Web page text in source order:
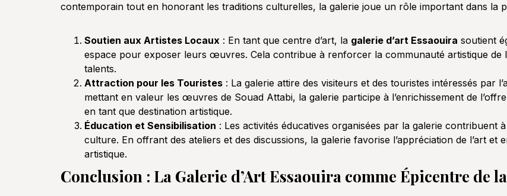
contemporain tout en honorant les traditions culturelles, la galerie joue un rôle important dans la
Soutien aux Artistes Locaux : En tant que centre d’art, la galerie d’art Essaouira soutient
espace pour exposer leurs œuvres. Cela contribue à renforcer la communauté artistique de
talents.
Attraction pour les Touristes : La galerie attire des visiteurs et des touristes intéressés par
mettant en valeur les œuvres de Souad Attabi, la galerie participe à l’enrichissement de
en tant que destination artistique.
Éducation et Sensibilisation : Les activités éducatives organisées par la galerie contribuent
culture. En offrant des ateliers et des discussions, la galerie favorise l’appréciation de l’art et
artistique.
Conclusion : La Galerie d’Art Essaouira comme Épicentre de